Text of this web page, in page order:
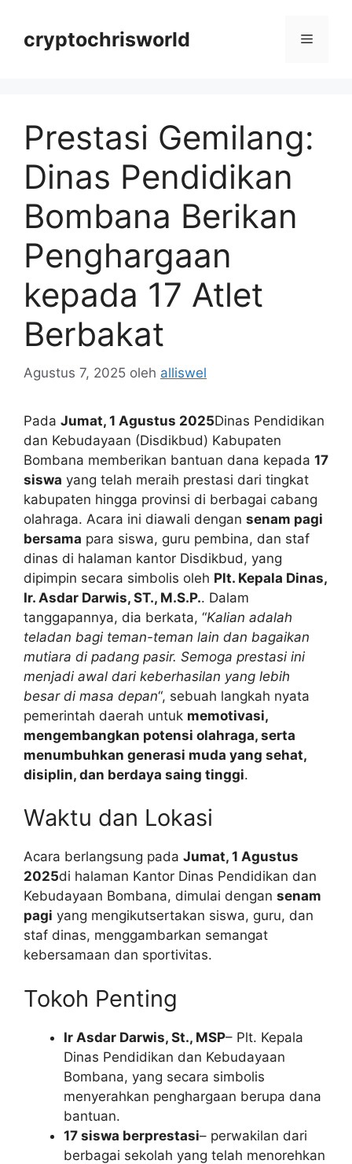
cryptochrisworld Menu
Prestasi Gemilang:
Dinas Pendidikan
Bombana Berikan
Penghargaan
kepada 17 Atlet
Berbakat
Agustus 7, 2025 oleh alliswel
Pada Jumat, 1 Agustus 2025Dinas Pendidikan
dan Kebudayaan (Disdikbud) Kabupaten
Bombana memberikan bantuan dana kepada 17
siswa yang telah meraih prestasi dari tingkat
kabupaten hingga provinsi di berbagai cabang
olahraga. Acara ini diawali dengan senam pagi
bersama para siswa, guru pembina, dan staf
dinas di halaman kantor Disdikbud, yang
dipimpin secara simbolis oleh Plt. Kepala Dinas,
Ir. Asdar Darwis, ST., M.S.P.. Dalam
tanggapannya, dia berkata, “Kalian adalah
teladan bagi teman-teman lain dan bagaikan
mutiara di padang pasir. Semoga prestasi ini
menjadi awal dari keberhasilan yang lebih
besar di masa depan“, sebuah langkah nyata
pemerintah daerah untuk memotivasi,
mengembangkan potensi olahraga, serta
menumbuhkan generasi muda yang sehat,
disiplin, dan berdaya saing tinggi.
Waktu dan Lokasi
Acara berlangsung pada Jumat, 1 Agustus
2025di halaman Kantor Dinas Pendidikan dan
Kebudayaan Bombana, dimulai dengan senam
pagi yang mengikutsertakan siswa, guru, dan
staf dinas, menggambarkan semangat
kebersamaan dan sportivitas.
Tokoh Penting
Ir Asdar Darwis, St., MSP– Plt. Kepala
Dinas Pendidikan dan Kebudayaan
Bombana, yang secara simbolis
menyerahkan penghargaan berupa dana
bantuan.
17 siswa berprestasi– perwakilan dari
berbagai sekolah yang telah menorehkan